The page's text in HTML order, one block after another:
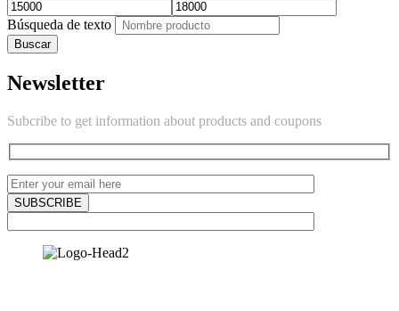
Búsqueda de texto
Buscar
Newsletter
Subcribe to get information about products and coupons